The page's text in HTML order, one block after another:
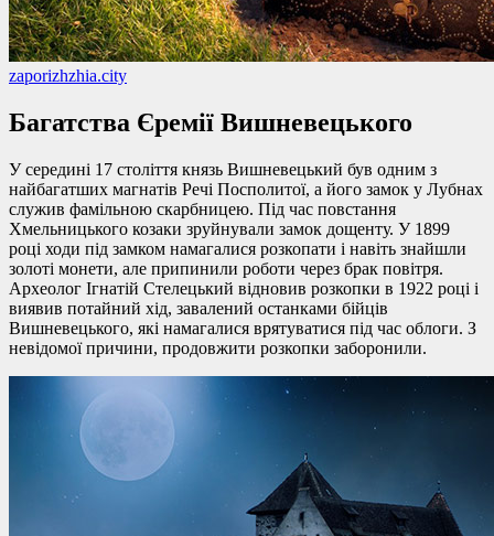
zaporizhzhia.city
Багатства Єремії Вишневецького
У середині 17 століття князь Вишневецький був одним з
найбагатших магнатів Речі Посполитої, а його замок у Лубнах
служив фамільною скарбницею. Під час повстання
Хмельницького козаки зруйнували замок дощенту. У 1899
році ходи під замком намагалися розкопати і навіть знайшли
золоті монети, але припинили роботи через брак повітря.
Археолог Ігнатій Стелецький відновив розкопки в 1922 році і
виявив потайний хід, завалений останками бійців
Вишневецького, які намагалися врятуватися під час облоги. З
невідомої причини, продовжити розкопки заборонили.